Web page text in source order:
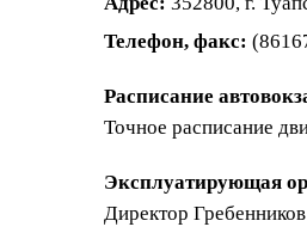
Телефон, факс:
Расписание
Точное расписание
Эксплуатирующая
Директор